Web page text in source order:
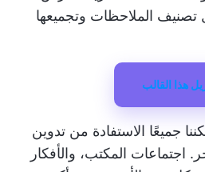
تصنيف الملاحظات وتجميعها
هذا القالب
جميعًا الاستفادة من تدوين
المكتب، والأفكار